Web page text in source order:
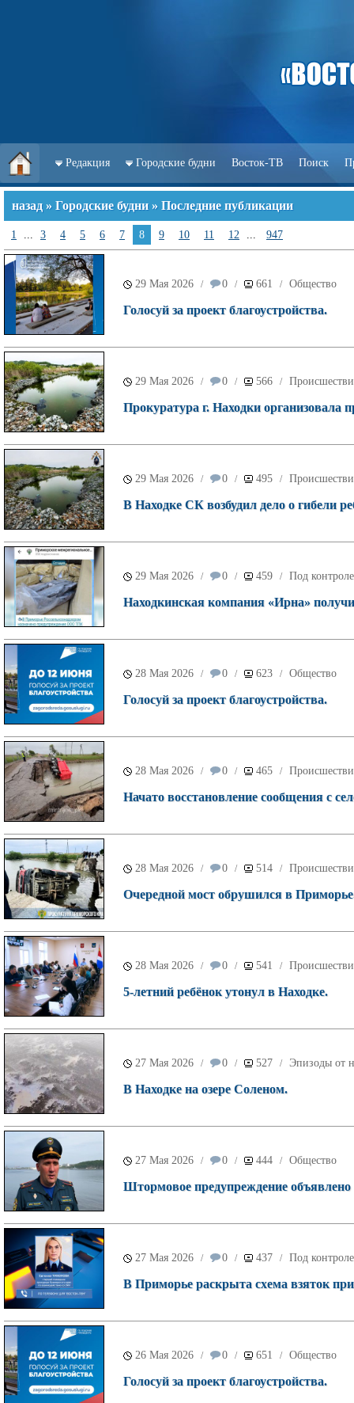
Редакция Городские будни Восток-ТВ Поиск
назад » Городские будни » Последние публикации
1 ... 3 4 5 6 7 8 9 10 11 12 ... 947
29 Мая 2026 / 0 / 661 / Общество
Голосуй за проект благоустройства.
29 Мая 2026 / 0 / 566 /
Прокуратура г. Находки организовала
29 Мая 2026 / 0 / 495 /
В Находке СК возбудил дело о гибели
29 Мая 2026 / 0 / 459 / Под
Находкинская компания «Ирна»
28 Мая 2026 / 0 / 623 / Общество
Голосуй за проект благоустройства.
28 Мая 2026 / 0 / 465 /
Начато восстановление сообщения с
28 Мая 2026 / 0 / 514 /
Очередной мост обрушился в
28 Мая 2026 / 0 / 541 /
5-летний ребёнок утонул в Находке.
27 Мая 2026 / 0 / 527 / Эпизоды от
В Находке на озере Соленом.
27 Мая 2026 / 0 / 444 / Общество
Штормовое предупреждение
27 Мая 2026 / 0 / 437 / Под
В Приморье раскрыта схема взяток
26 Мая 2026 / 0 / 651 / Общество
Голосуй за проект благоустройства.